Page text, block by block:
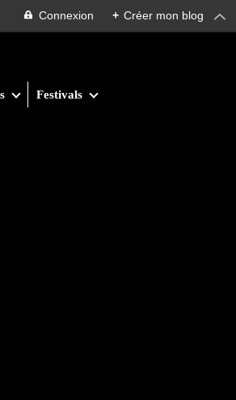
Connexion + Créer mon blog
Festivals